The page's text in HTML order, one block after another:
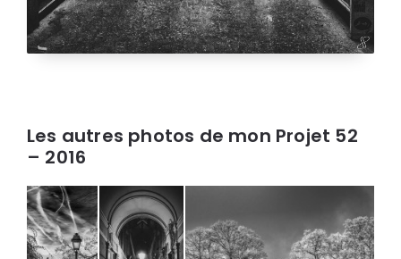
Les autres photos de mon Projet 52
– 2016